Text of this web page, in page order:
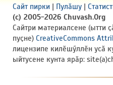
Сайт пирки | Пулӑшу |
(c) 2005-2026 Chuvash.Org
Сайтри материалсене (ытти
пуҫне) CreativeCommons
лицензипе килӗшӳллӗн усӑ
ыйтусене кунта ярӑр: